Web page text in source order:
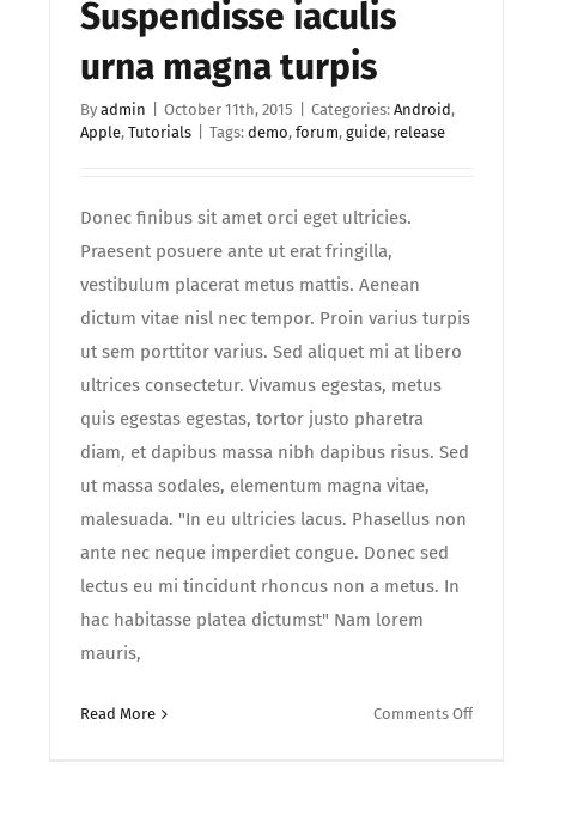
Suspendisse iaculis
urna magna turpis
Byadmin October 11th, 2015 Categories:Android,
Apple,Tutorials Tags:demo,forum,guide, release
Donec finibus sit amet orci eget ultricies.
Praesent posuere ante ut erat fringilla,
vestibulum placerat metus mattis. Aenean
dictum vitae nisl nec tempor. Proin varius turpis
ut sem porttitor varius. Sed aliquet mi at libero
ultrices consectetur. Vivamus egestas, metus
quis egestas egestas, tortor justo pharetra
diam, et dapibus massa nibh dapibus risus. Sed
ut massa sodales, elementum magna vitae,
malesuada. "In eu ultricies lacus. Phasellus non
ante nec neque imperdiet congue. Donec sed
lectus eu mi tincidunt rhoncus non a metus. In
hac habitasse platea dictumst" Nam lorem
mauris,
Read More Comments Offon